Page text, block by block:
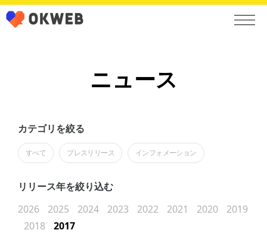
ニュース
カテゴリを絞る
すべて プレスリリース インフォメーション
リリース年を絞り込む
2026
2025 2024 2023 2022 2021 2020
2019
2018
2017